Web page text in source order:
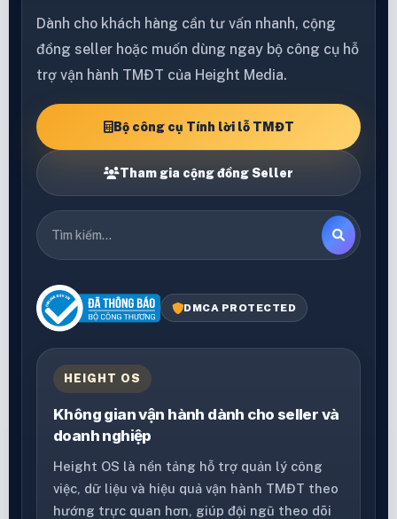
Dành cho khách hàng cần tư vấn nhanh, cộng
đồng seller hoặc muốn dùng ngay bộ công cụ hỗ
trợ vận hành TMĐT của Height Media.
Bộ công cụ Tính lời lỗ TMĐT
Tham gia cộng đồng Seller
DMCA PROTECTED
HEIGHT OS
Không gian vận hành dành cho seller và
doanh nghiệp
Height OS là nền tảng hỗ trợ quản lý công
việc, dữ liệu và hiệu quả vận hành TMĐT theo
hướng trực quan hơn, giúp đội ngũ theo dõi